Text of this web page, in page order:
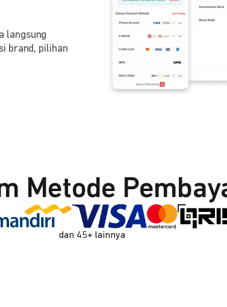
langsung
brand, pilihan
Metode
dan 45+ lainnya